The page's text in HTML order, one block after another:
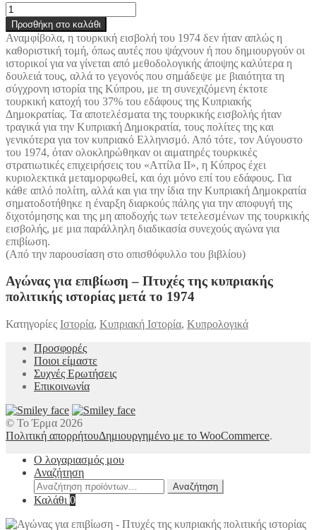
Αγώνας
για
επιβίωση
-
Πτυχές
της
κυπριακής
πολιτικής
ιστορίας
μετά
το
1974
ποσότητα
Προσθήκη στο καλάθι
Αναμφίβολα, η τουρκική εισβολή του 1974 δεν ήταν απλώς η
καθοριστική τομή, όπως αυτές που ψάχνουν ή που δημιουργούν οι
ιστορικοί για να γίνεται από μεθοδολογικής άποψης καλύτερα η
δουλειά τους, αλλά το γεγονός που σημάδεψε με βιαιότητα τη
σύγχρονη ιστορία της Κύπρου, με τη συνεχιζόμενη έκτοτε
τουρκική κατοχή του 37% του εδάφους της Κυπριακής
Δημοκρατίας. Τα αποτελέσματα της τουρκικής εισβολής ήταν
τραγικά για την Κυπριακή Δημοκρατία, τους πολίτες της και
γενικότερα για τον κυπριακό Ελληνισμό. Από τότε, τον Αύγουστο
του 1974, όταν ολοκληρώθηκαν οι αιματηρές τουρκικές
στρατιωτικές επιχειρήσεις του «Αττίλα ΙΙ», η Κύπρος έχει
κυριολεκτικά μεταμορφωθεί, και όχι μόνο επί του εδάφους. Για
κάθε απλό πολίτη, αλλά και για την ίδια την Κυπριακή Δημοκρατία
σηματοδοτήθηκε η έναρξη διαρκούς πάλης για την αποφυγή της
διχοτόμησης και της μη αποδοχής των τετελεσμένων της τουρκικής
εισβολής, με μια παράλληλη διαδικασία συνεχούς αγώνα για
επιβίωση.
(Από την παρουσίαση στο οπισθόφυλλο του βιβλίου)
Αγώνας για επιβίωση – Πτυχές της κυπριακής
πολιτικής ιστορίας μετά το 1974
Κατηγορίες Ιστορία, Κυπριακή Ιστορία, Κυπρολογικά
Προσφορές
Ποιοι είμαστε
Συχνές Ερωτήσεις
Επικοινωνία
© Το Έρμα 2026
Πολιτική απορρήτουΔημιουργημένο με το WooCommerce.
Ο λογαριασμός μου
Αναζήτηση
Αναζήτηση
για:
Αναζήτηση
Καλάθι 0